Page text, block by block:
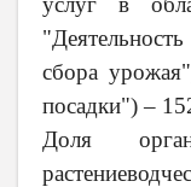
сбора
посадки") –
Доля